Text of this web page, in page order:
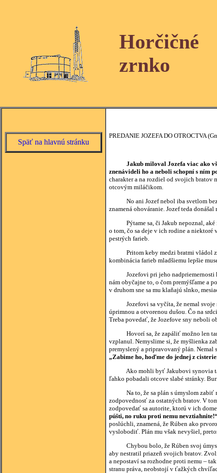
Horčičné
zrnko
Späť na hlavnú stránku
PREDANIE JOZEFA DO OTROCTVA
Jakub miloval Jozefa viac ako
znenávideli ho a neboli schopní s ním
charakter a na rozdiel od svojich bratov
otcovým miláčikom.
No ani Jozef nebol iba svetlom bez
znamená ohováranie. Jozef teda
Pýtame sa, či Jakub nepoznal, aké
o tom, čo sa deje v ich rodine a
pestrých farieb.
Pritom keby medzi bratmi vládol
kombinácia farieb mladšiemu lepšie
Jozefovi pri jeho nadpriemernosti
nám obyčajne to, o čom premýšľame a
v druhom sne sa mu klaňajú slnko,
Jozefovi sa vyčíta, že nemal svoje
úprimnou a otvorenou dušou. Čo na
Treba povedať, že Jozefove sny neboli
Hovorí sa, že zapáliť možno len tam,
vzplanul. Nemyslime si, že myšlienka
premyslený a pripravovaný plán.
„Zabime ho, hoďme do jednej z
Ako mohli byť Jakubovi synovia
ľahko pobadali otcove slabé stránky.
Na to, že sa plán s úmyslom zabiť
zodpovednosť za ostatných bratov. V
zodpovedať sa autorite, ktorú v ich
púšti, no ruku proti nemu
poslúchli, znamená, že Rúben ako
vyslobodiť. Plán mu však nevyšiel,
Chybou bolo, že Rúben svoj úmysel
aby nestratil priazeň svojich bratov.
a nepostaví sa rozhodne proti nemu –
stranu práva, neobstojí v ťažkých